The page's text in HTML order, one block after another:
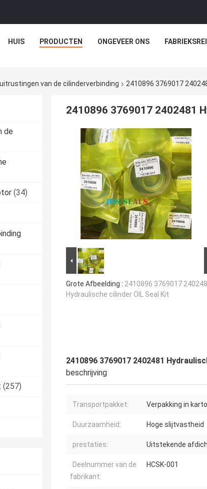
HUIS PRODUCTEN ONGEVEER ONS
van de cilinderverbinding 2410896 3769017
de
(34)
(257)
2410896 3769017 2402481
Grote Afbeelding : 2410896 3769017
Hydraulische cilinder OIL Seal Kit
2410896 3769017 2402481
beschrijving
Transportpakket: Verpakking in
Duurzaamheid: Hoge slijtvastheid
prestaties: Uitstekende
Deelnummer van de
fabrikant:
HCSK-001